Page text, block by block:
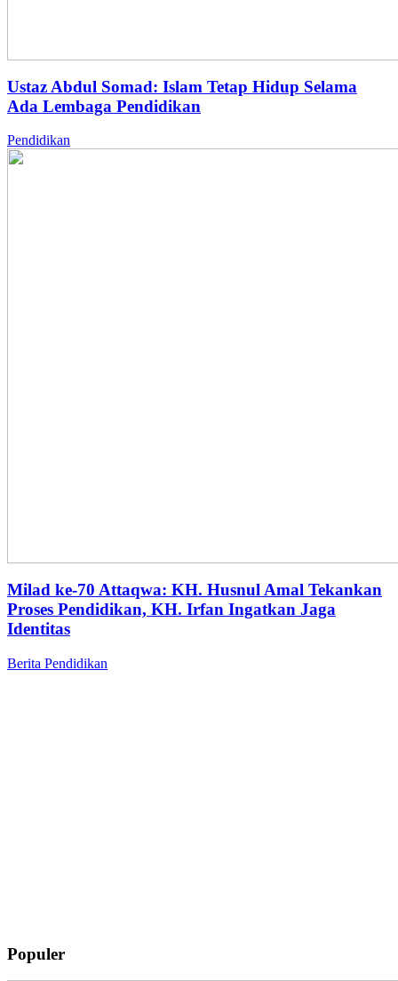
Ustaz Abdul Somad: Islam Tetap Hidup Selama
Ada Lembaga Pendidikan
Pendidikan
Milad ke-70 Attaqwa: KH. Husnul Amal Tekankan
Proses Pendidikan, KH. Irfan Ingatkan Jaga
Identitas
Berita Pendidikan
Populer